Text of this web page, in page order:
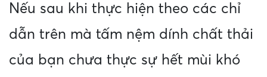
Nếu sau khi thực hiện theo các chỉ
dẫn trên mà tấm nệm dính chất thải
của bạn chưa thực sự hết mùi khó